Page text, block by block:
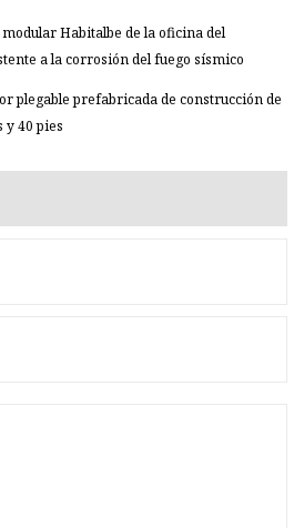
Habitalbe de la oficina del
a la corrosión del fuego sísmico
plegable prefabricada de construcción de
y 40 pies